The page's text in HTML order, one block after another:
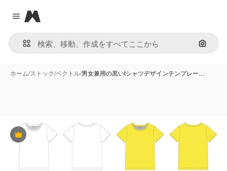
Close menu
Magnific
画像で
ホーム/ストック/ベクトル/男女兼用の黒いtシャツデザインテンプレー…
Premium